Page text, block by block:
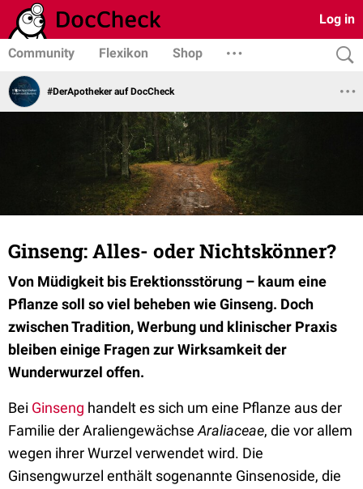
Log in
Community Flexikon Shop
#DerApotheker auf DocCheck
Ginseng: Alles- oder Nichtskönner?
Von Müdigkeit bis Erektionsstörung – kaum eine
Pflanze soll so viel beheben wie Ginseng. Doch
zwischen Tradition, Werbung und klinischer Praxis
bleiben einige Fragen zur Wirksamkeit der
Wunderwurzel offen.
Bei Ginseng handelt es sich um eine Pflanze aus der
Familie der Araliengewächse Araliaceae, die vor allem
wegen ihrer Wurzel verwendet wird. Die
Ginsengwurzel enthält sogenannte Ginsenoside, die